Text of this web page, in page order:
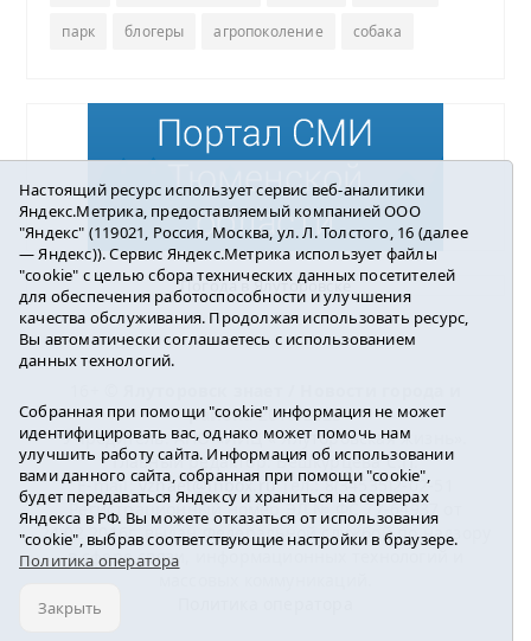
парк блогеры агропоколение собака
Погода в Ялуторовске
района2016-2023
Учредитель: АНО «ИИЦ « Ялуторовская жизнь».
Главный редактор: Вешкурцева С.П.
E-mail:yznaet@inbox.ruТел.: 8(34535)2-02-51
Регистрационный номер ЭЛ № ФС 77-64937 от
24.02.2016г. выдан Федеральной службой по надзору
в сфере связи, информационных технологий и
Настоящий ресурс использует сервис веб-аналитики
Яндекс.Метрика, предоставляемый компанией ООО
"Яндекс" (119021, Россия, Москва, ул. Л. Толстого, 16 (далее
— Яндекс)). Сервис Яндекс.Метрика использует файлы
"cookie" с целью сбора технических данных посетителей
для обеспечения работоспособности и улучшения
качества обслуживания. Продолжая использовать ресурс,
Вы автоматически соглашаетесь с использованием
данных технологий.
Собранная при помощи "cookie" информация не может
идентифицировать вас, однако может помочь нам
улучшить работу сайта. Информация об использовании
вами данного сайта, собранная при помощи "cookie",
будет передаваться Яндексу и храниться на серверах
Яндекса в РФ. Вы можете отказаться от использования
"cookie", выбрав соответствующие настройки в браузере.
Политика оператора
Закрыть